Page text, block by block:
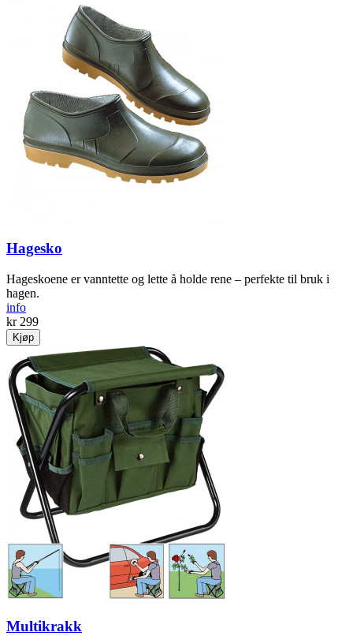
Hagesko
Hageskoene er vanntette og lette å holde rene – perfekte til bruk i
hagen.
info
kr 299
Kjøp
Multikrakk